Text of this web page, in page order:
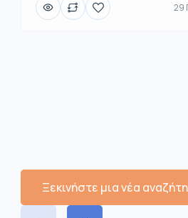
29
Ξεκινήστε μια νέα